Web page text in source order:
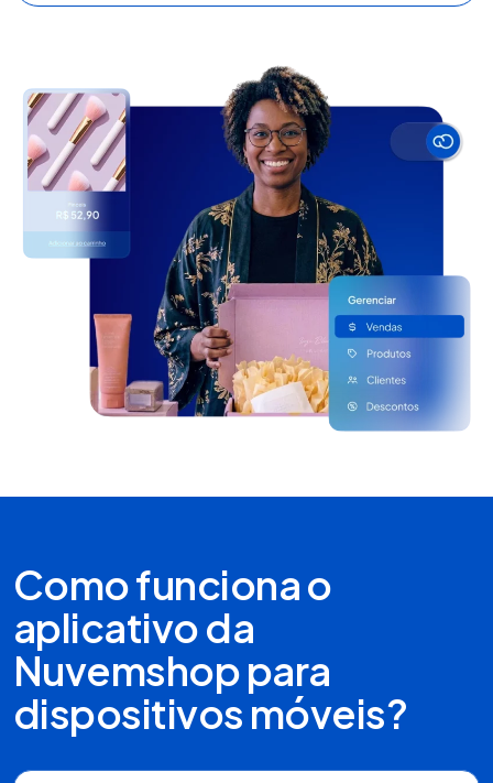
Como funciona o
aplicativo da
Nuvemshop para
dispositivos móveis?